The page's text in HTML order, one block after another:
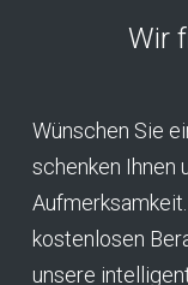
Wir
Wünschen Sie
schenken Ihnen
kostenlosen
unsere